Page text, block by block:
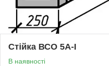
Стійка ВСО 5А-I
В наявності